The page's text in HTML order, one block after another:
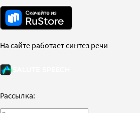
На сайте работает синтез речи
Рассылка: